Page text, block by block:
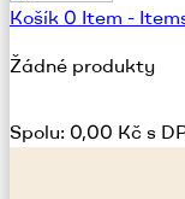
Košík 0 Item -
Žádné produkty
Spolu: 0,00 Kč s